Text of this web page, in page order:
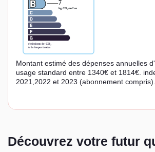
Montant estimé des dépenses annuelles
usage standard entre 1340€ et 1814€.
2021,2022 et 2023 (abonnement compris).
Découvrez votre futur